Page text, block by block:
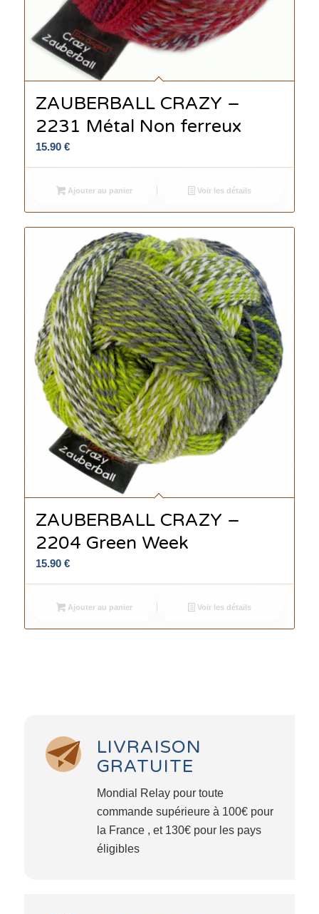
ZAUBERBALL CRAZY –
2231 Métal Non ferreux
15.90 €
Ajouter au panier Voir les détails
ZAUBERBALL CRAZY –
2204 Green Week
15.90 €
Ajouter au panier Voir les détails
LIVRAISON
GRATUITE
Mondial Relay pour toute
commande supérieure à 100€ pour
la France , et 130€ pour les pays
éligibles